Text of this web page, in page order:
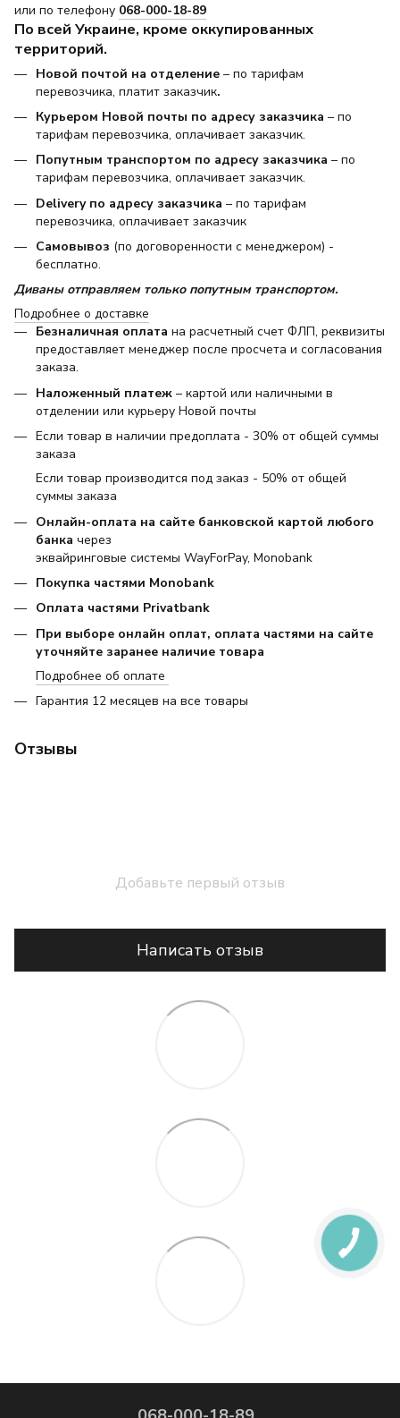
или по телефону 068-000-18-89
По всей Украине, кроме оккупированных
территорий.
Новой почтой на отделение – по тарифам
перевозчика, платит заказчик.
Курьером Новой почты по адресу заказчика – по
тарифам перевозчика, оплачивает заказчик.
Попутным транспортом по адресу заказчика – по
тарифам перевозчика, оплачивает заказчик.
Delivery по адресу заказчика – по тарифам
перевозчика, оплачивает заказчик
Самовывоз (по договоренности с менеджером) -
бесплатно.
Диваны отправляем только попутным транспортом.
Подробнее о доставке
Безналичная оплата на расчетный счет ФЛП, реквизиты
предоставляет менеджер после просчета и согласования
заказа.
Наложенный платеж – картой или наличными в
отделении или курьеру Новой почты
Если товар в наличии предоплата - 30% от общей суммы
заказа
Если товар производится под заказ - 50% от общей
суммы заказа
Онлайн-оплата на сайте банковской картой любого
банка через
эквайринговые системы WayForPay, Monobank
Покупка частями Monobank
Оплата частями Privatbank
При выборе онлайн оплат, оплата частями на сайте
уточняйте заранее наличие товара
Подробнее об оплате
Гарантия 12 месяцев на все товары
Отзывы
Добавьте первый отзыв
Написать отзыв